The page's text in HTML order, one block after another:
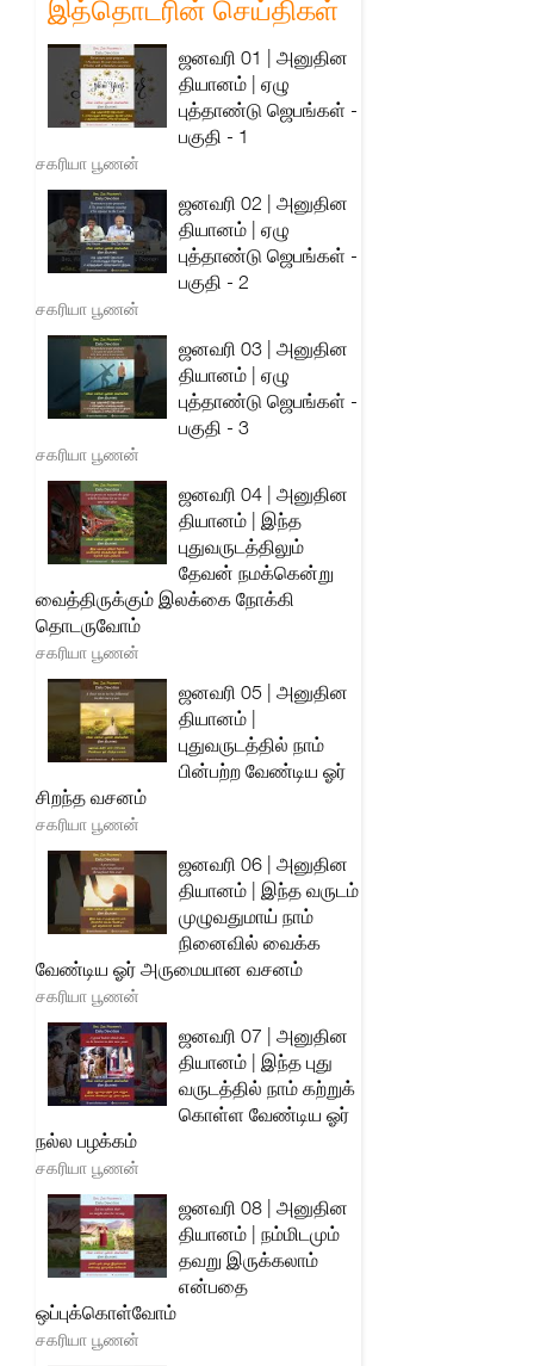
இத்தொடரின் செய்திகள்
ஜனவரி 01 | அனுதின
தியானம் | ஏழு
புத்தாண்டு ஜெபங்கள் -
பகுதி - 1
சகரியா பூணன்
ஜனவரி 02 | அனுதின
தியானம் | ஏழு
புத்தாண்டு ஜெபங்கள் -
பகுதி - 2
சகரியா பூணன்
ஜனவரி 03 | அனுதின
தியானம் | ஏழு
புத்தாண்டு ஜெபங்கள் -
பகுதி - 3
சகரியா பூணன்
ஜனவரி 04 | அனுதின
தியானம் | இந்த
புதுவருடத்திலும்
தேவன் நமக்கென்று
வைத்திருக்கும் இலக்கை நோக்கி
தொடருவோம்
சகரியா பூணன்
ஜனவரி 05 | அனுதின
தியானம் |
புதுவருடத்தில் நாம்
பின்பற்ற வேண்டிய ஓர்
சிறந்த வசனம்
சகரியா பூணன்
ஜனவரி 06 | அனுதின
தியானம் | இந்த வருடம்
முழுவதுமாய் நாம்
நினைவில் வைக்க
வேண்டிய ஓர் அருமையான வசனம்
சகரியா பூணன்
ஜனவரி 07 | அனுதின
தியானம் | இந்த புது
வருடத்தில் நாம் கற்றுக்
கொள்ள வேண்டிய ஓர்
நல்ல பழக்கம்
சகரியா பூணன்
ஜனவரி 08 | அனுதின
தியானம் | நம்மிடமும்
தவறு இருக்கலாம்
என்பதை
ஒப்புக்கொள்வோம்
சகரியா பூணன்